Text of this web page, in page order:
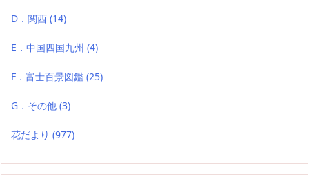
D．関西 (14)
E．中国四国九州 (4)
F．富士百景図鑑 (25)
G．その他 (3)
花だより (977)